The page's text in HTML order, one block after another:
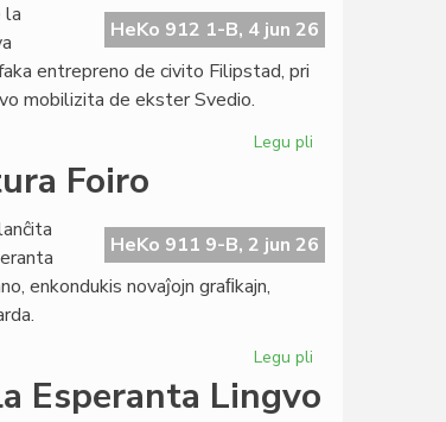
ekspansio
en
HeKo 912 1-B, 4 jun 26
la
entrepreno de civito Filipstad, pri
mobilizita de ekster Svedio.
Legu pli
de
la
Foiro
HeKo 911 9-B, 2 jun 26
enkondukis novaĵojn graﬁkajn,
Legu pli
renovigita
Esperanta Lingvo